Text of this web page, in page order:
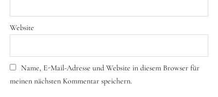
Website
Name, E-Mail-Adresse und Website in diesem Browser für
meinen nächsten Kommentar speichern.